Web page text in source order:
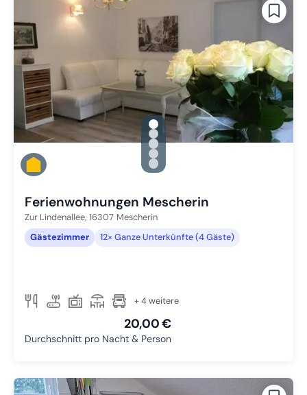
gallery.slide_selector
Zu Slide 1 wechseln
Zu Slide 2 wechseln
Zu Slide 3 wechseln
Zu Slide 4 wechseln
Zu Slide 5 wechseln
Ferienwohnungen Mescherin
Zur Lindenallee, 16307 Mescherin
Gästezimmer
12× Ganze Unterkünfte (4 Gäste)
+ 4 weitere
20,00 €
Durchschnitt pro Nacht & Person